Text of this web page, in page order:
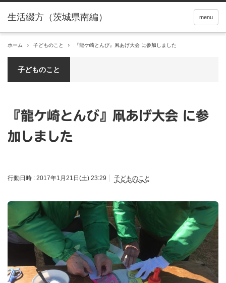
menu
ホーム 子どものこと 『龍ケ崎とんび』凧あげ大会 に参加しました
子どものこと
『龍ケ崎とんび』凧あげ大会 に参
加しました
行動日時 : 2017年1月21日(土) 23:29 子どものこと